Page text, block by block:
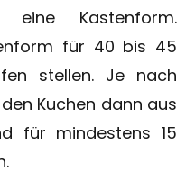
Kastenform.
für 40 bis 45
stellen. Je nach
Kuchen dann aus
für mindestens 15